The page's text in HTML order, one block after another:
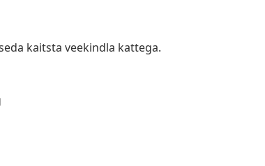
kaitsta veekindla kattega.